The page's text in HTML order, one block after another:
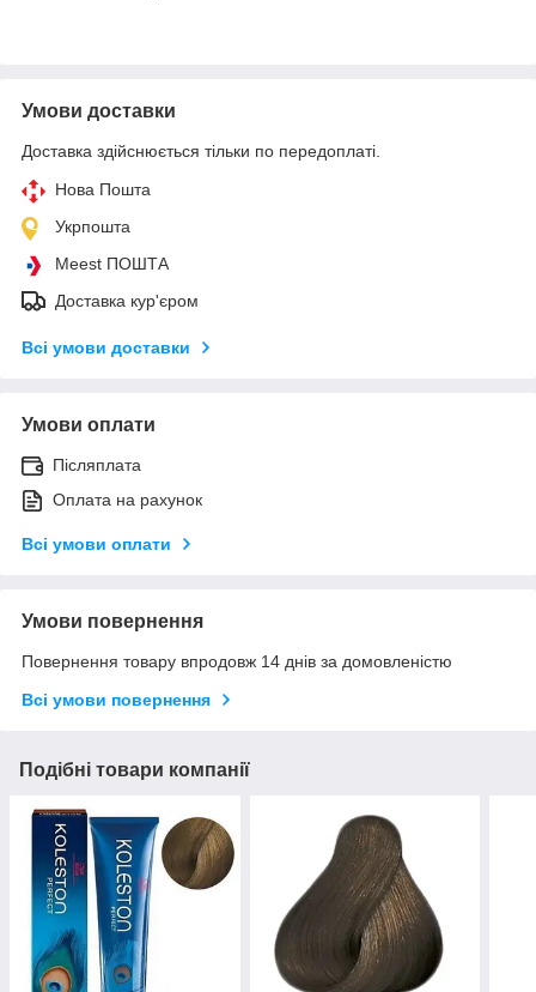
Умови доставки
Доставка здійснюється тільки по передоплаті.
Нова Пошта
Укрпошта
Meest ПОШТА
Доставка кур'єром
Всі умови доставки
Умови оплати
Післяплата
Оплата на рахунок
Всі умови оплати
Умови повернення
Повернення товару впродовж 14 днів за домовленістю
Всі умови повернення
Подібні товари компанії